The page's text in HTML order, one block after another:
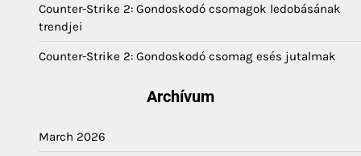
Counter-Strike 2: Gondoskodó csomagok ledobásának
trendjei
Counter-Strike 2: Gondoskodó csomag esés jutalmak
Archívum
March 2026